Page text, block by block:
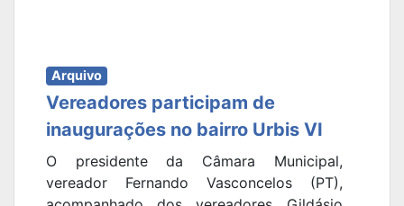
Arquivo
Vereadores participam de
inaugurações no bairro Urbis VI
O presidente da Câmara Municipal,
vereador Fernando Vasconcelos (PT),